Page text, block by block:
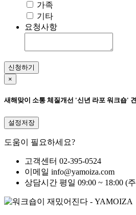
가족
기타
요청사항
신청하기
×
새해맞이 소통 체질개선 '신년 라포 워크숍'
설정저장
도움이 필요하세요?
고객센터 02-395-0524
이메일 info@yamoiza.com
상담시간 평일 09:00 ~ 18:00 (